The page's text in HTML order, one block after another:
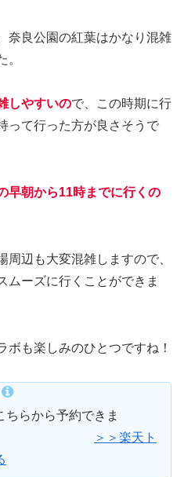
奈良公園の紅葉はかなり混雑
。
しやすいので、この時期に行
って行った方が良さそうで
早朝から11時までに行くの
辺も大変混雑しますので、
ムーズに行くことができま
も楽しみのひとつですね！
らから予約できま
＞＞楽天ト